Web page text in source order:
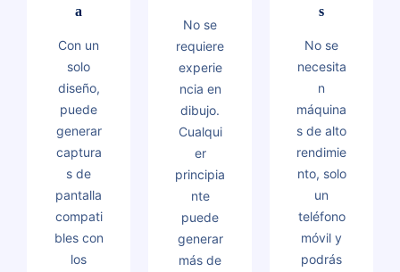
a
Con un
solo
diseño,
puede
generar
captura
s de
pantalla
compati
bles con
los
No se
requiere
experie
ncia en
dibujo.
Cualqui
er
principia
nte
puede
generar
más de
s
No se
necesita
n
máquina
s de alto
rendimie
nto, solo
un
teléfono
móvil y
podrás